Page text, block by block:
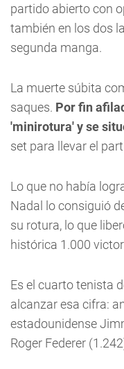
partido abierto con
también en los dos
segunda manga.
La muerte súbita
saques. Por fin
'minirotura' y se
set para llevar el
Lo que no había
Nadal lo consiguió
su rotura, lo que
histórica 1.000
Es el cuarto tenista
alcanzar esa cifra:
estadounidense
Roger Federer